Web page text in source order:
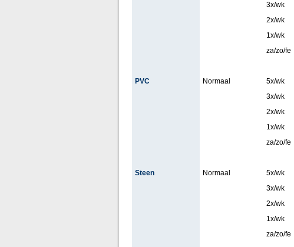
3x/wk
2x/wk
1x/wk
za/zo/fe
PVC Normaal 5x/wk
3x/wk
2x/wk
1x/wk
za/zo/fe
Steen Normaal 5x/wk
3x/wk
2x/wk
1x/wk
za/zo/fe